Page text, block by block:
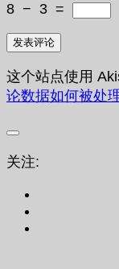
8 − 3 =
这个站点使用
论数据如何被处
关注: